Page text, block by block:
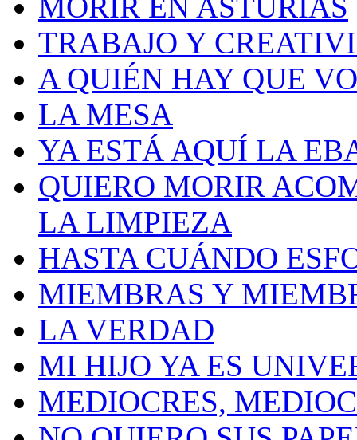
TRABAJO Y
A QUIÉN HAY QUE
LA MESA
YA ESTÁ AQUÍ LA
QUIERO MORIR
LA LIMPIEZA
HASTA CUÁNDO
MIEMBRAS Y
LA VERDAD
MI HIJO YA ES
MEDIOCRES,